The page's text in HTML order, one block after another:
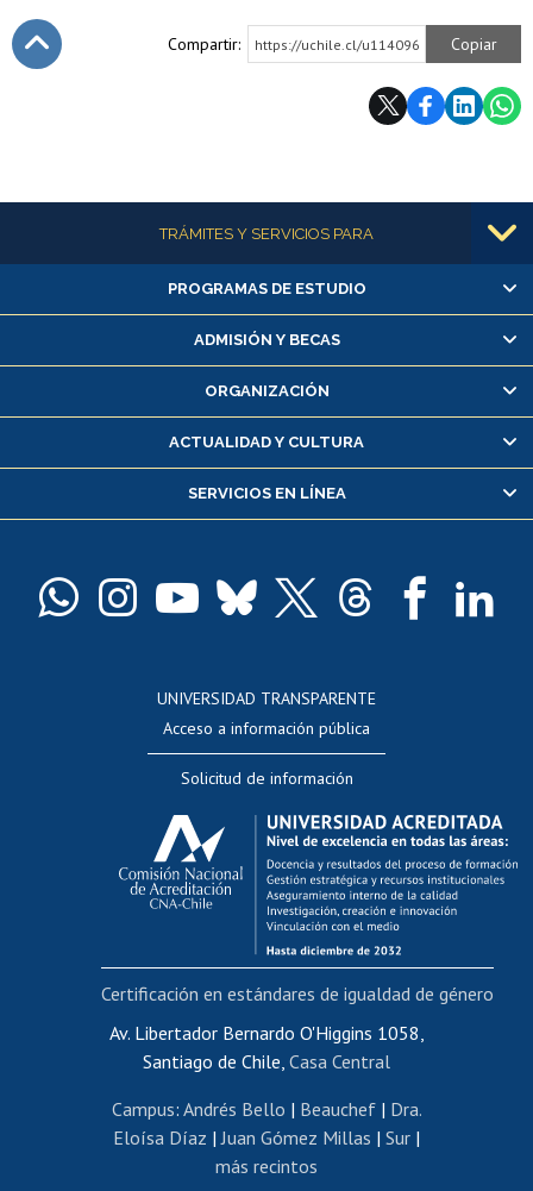
Compartir: https://uchile.cl/u114096 Copiar
Más informaciónTRÁMITES Y SERVICIOS PARA
Alumnas/os y exalumnas/os
Matrícula en línea
Inscripción y cambio de asignaturas
Consulta y certificado de notas
Servicio médico y dental
Pago de arancel y crédito alumnos
Docentes
Evaluación docente
Calificación académica
Postulación al AUCAI
Funcionarias/os
Cursos internos de capacitación
Bienestar del personal
Portal de movilidad interna
Certificado de renta
Certificado de renta honorarios
Editar páginas blancas
Extranjeras/os
PROGRAMAS DE ESTUDIO
ADMISIÓN Y BECAS
ORGANIZACIÓN
ACTUALIDAD Y CULTURA
SERVICIOS EN LÍNEA
UNIVERSIDAD TRANSPARENTE
Acceso a información pública
Solicitud de información
Av. Libertador Bernardo O'Higgins 1058,
Santiago de Chile, Casa Central
Campus: Andrés Bello | Beauchef| Dra.
Eloísa Díaz |Juan Gómez Millas | Sur |
más recintos
Certificación en estándares de igualdad de género